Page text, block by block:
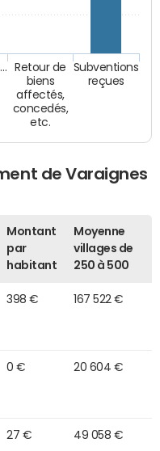
Retour de
biens
affectés,
concedés,
etc.
Subventions
reçues
de Varaignes
Montant
par
habitant
Moyenne
villages de
250 à 500
398 € 167 522 €
0 € 20 604 €
27 € 49 058 €